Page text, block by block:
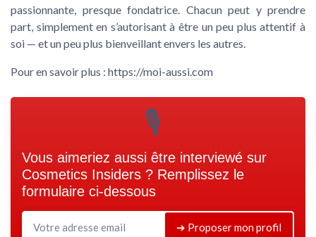
passionnante, presque fondatrice. Chacun peut y prendre
part, simplement en s’autorisant à être un peu plus attentif à
soi — et un peu plus bienveillant envers les autres.
Pour en savoir plus : https://moi-aussi.com
🎙
Vous aimeriez aussi être interviewé sur
Cosmetics Insiders ? Remplissez le
formulaire ci-dessous
➔ Proposer mon profil